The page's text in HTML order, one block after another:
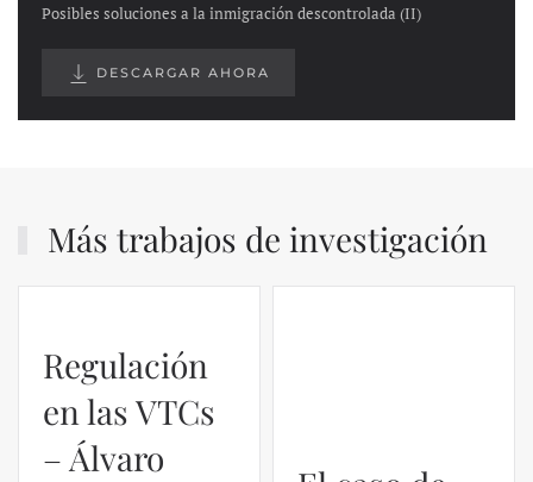
Posibles soluciones a la inmigración descontrolada (II)
DESCARGAR AHORA
Más trabajos de investigación
Regulación
en las VTCs
– Álvaro